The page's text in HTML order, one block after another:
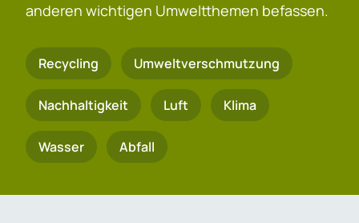
anderen wichtigen Umweltthemen befassen.
Recycling Umweltverschmutzung
Nachhaltigkeit Luft Klima
Wasser Abfall